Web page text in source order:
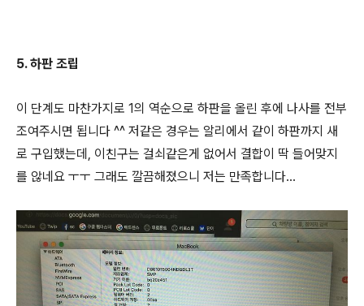
5. 하판 조립
이 단계도 마찬가지로 1의 역순으로 하판을 올린 후에 나사를 전부
조여주시면 됩니다 ^^ 저같은 경우는 알리에서 같이 하판까지 새
로 구입했는데, 이친구는 걸쇠같은게 없어서 결합이 딱 들어맞지
를 않네요 ㅜㅜ 그래도 깔끔해졌으니 저는 만족합니다...